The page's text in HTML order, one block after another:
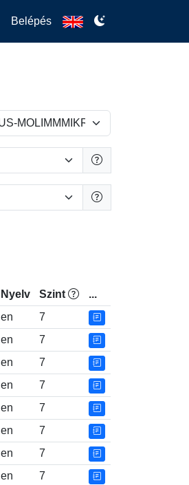
Belépés
Nyelv Szint
...
en
7
en
7
en
7
en
7
en
7
en
7
en
7
en
7